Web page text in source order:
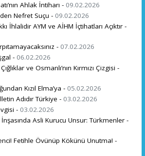
Ahlak İntiharı - 09.02.2026
Nefret Suçu - 09.02.2026
İhlalidir AYM ve AİHM İçtihatları Açıktır -
- 07.02.2026
- 06.02.2026
ve Osmanlı’nın Kırmızı Çizgisi -
Kızıl Elma’ya - 05.02.2026
Adıdır Türkiye - 03.02.2026
- 03.02.2026
İnşasında Asli Kurucu Unsur: Türkmenler -
Fetihle Övünüp Kökünü Unutma! -